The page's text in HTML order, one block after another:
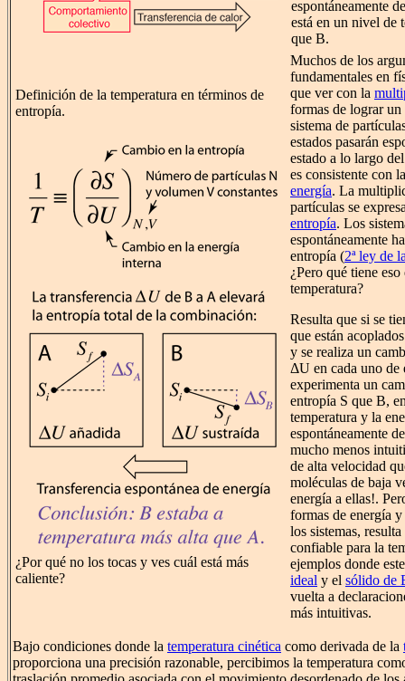
espontáneamente
está en un nivel de
que B.
Definición de la temperatura en términos de
entropía.
¿Por qué no los tocas y ves cuál está más
caliente?
Muchos de los
fundamentales en
que ver con la
formas de lograr un
sistema de
estados pasarán
estado a lo largo
es consistente con
energía. La
partículas se
entropía. Los
espontáneamente
entropía (2ª ley de
¿Pero qué tiene
temperatura?
Resulta que si se
que están
y se realiza un
ΔU en cada uno de
experimenta un
entropía S que B,
temperatura y la
espontáneamente
mucho menos
de alta velocidad
moléculas de baja
energía a ellas!.
formas de energía
los sistemas,
confiable para la
ejemplos donde
ideal y el sólido de
vuelta a
más intuitivas.
Bajo condiciones donde la temperatura cinética como derivada de la
proporciona una precisión razonable, percibimos la temperatura